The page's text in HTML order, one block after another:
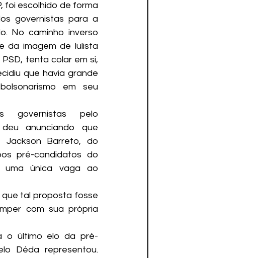
foi escolhido de forma
governistas para a
No caminho inverso
da imagem de lulista
tenta colar em si,
que havia grande
em seu
governistas pelo
anunciando que
Jackson Barreto, do
pré-candidatos do
uma única vaga ao
que tal proposta fosse
com sua própria
o último elo da pré-
Déda representou.